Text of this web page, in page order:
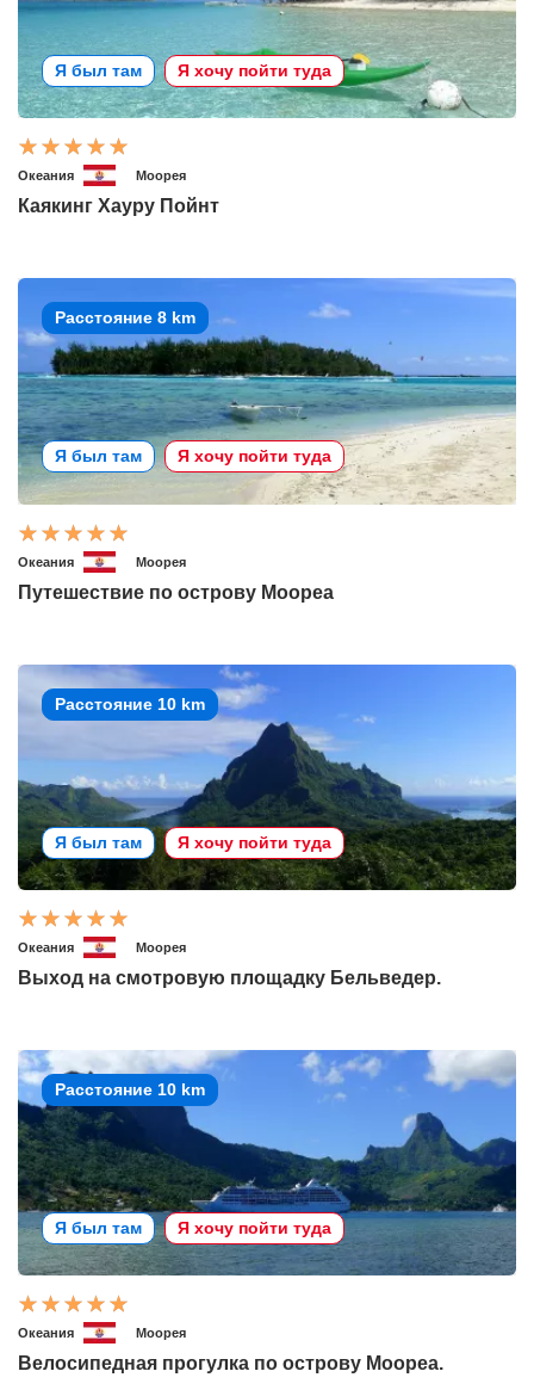
Я был там Я хочу пойти туда
Океания Моорея
Каякинг Хауру Пойнт
Расстояние 8 km
Я был там Я хочу пойти туда
Океания Моорея
Путешествие по острову Моореа
Расстояние 10 km
Я был там Я хочу пойти туда
Океания Моорея
Выход на смотровую площадку Бельведер.
Расстояние 10 km
Я был там Я хочу пойти туда
Океания Моорея
Велосипедная прогулка по острову Моореа.